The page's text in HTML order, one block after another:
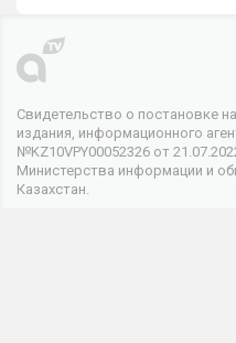
Свидетельство о постановке
издания, информационного
№KZ10VPY00052326 от
Министерства информации и
Казахстан.